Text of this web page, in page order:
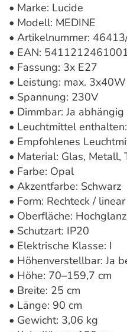
• Marke: Lucide
• Modell: MEDINE
• Artikelnummer:
• EAN:
• Fassung: 3x E27
• Leistung: max. 3x40W
• Spannung: 230V
• Dimmbar: Ja
• Leuchtmittel
• Empfohlenes
• Material: Glas, Metall,
• Farbe: Opal
• Akzentfarbe: Schwarz
• Form: Rechteck / linear
• Oberfläche:
• Schutzart: IP20
• Elektrische Klasse: I
• Höhenverstellbar: Ja
• Höhe: 70–159,7 cm
• Breite: 25 cm
• Länge: 90 cm
• Gewicht: 3,06 kg